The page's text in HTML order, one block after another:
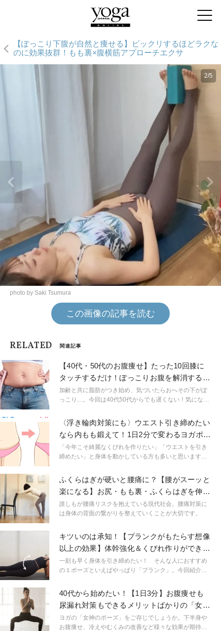
【ぽっこり下腹が自然と痩せる】ビックリするほどラクな
のに効果抜群！もも裏×腹横筋アプローチエクサ
2/5
photo by Saki Tsumura
この画像の記事を読む
RELATED 関連記事
【40代・50代のお腹痩せ】たった10回膝に
タッチするだけ！ぽっこりお腹を解消する簡
単腹筋エクサ
加齢と共に脂肪がつき始め、気づいたらおへその下がぽ
っこり…。今回は40代50代からでも遅くない！気になる
す。継続することで、お腹に縦筋の入った綺麗な腹筋も
手に入ります！たった10回でOK。負荷をかけすぎずにで
きるので、腹筋運動が苦手な人も是非挑戦してみません
か？
〈浮き輪肉対策にも〉ウエスト引き締めたい
なら内もも鍛えて！1日2分で変わるヨガポー
ズ
「今年こそ綺麗なくびれを作りたい」「ウエストを引き
締めたい」と身体を動かしている方も多いと思います。
ニングばかりしていませんか？実は「内もも」を意識し
て使うことでより綺麗に引き締まったくびれが作れま
す。
ふくらはぎが硬いと腰痛に？【腰がスーッと
楽になる】お尻・もも裏・ふくらはぎを伸ば
す足踏みエクサ
誰しもが腰痛リスクを抱えている現代社会。腰痛対策に
は身体の背面の繋がりを整えていくことが大切です。
キツいのは承知！【プランクがもたらす想像
以上の効果】体幹強化＆くびれ作りができる
ツイストプランク
一刻も早く身体を引き締めたい！ そんな人におすすめ
の１ポーズといえばやっぱり「プランク」。今回紹介す
とができ、複数の効果が期待できるエクササイズです。
お腹周りのたるみ引き締めや、くびれを作りたい人はぜ
ひトライしてみてください。
40代から始めたい！【1日3分】お腹痩せも
尿漏れ対策もできるメリットばかりの「女神
のスクワット」
ヨガの「女神のポーズ」をご存じでしょうか。下半身や
お腹痩せ、冷えやむくみの改善など様々な効果が期待で